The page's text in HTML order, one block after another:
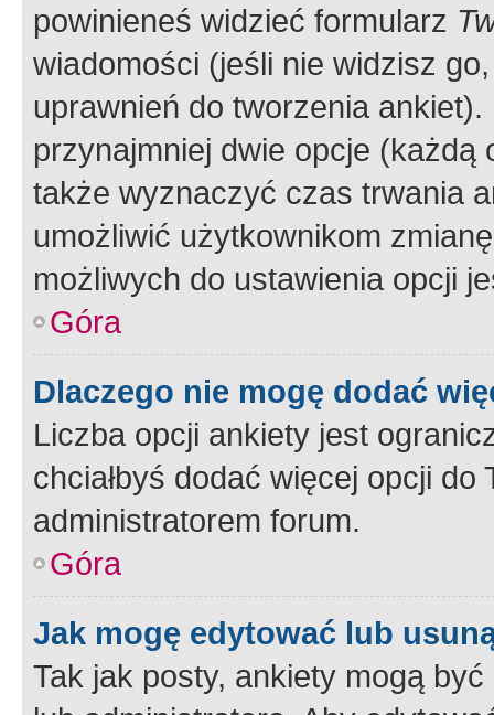
powinieneś widzieć formularz
wiadomości (jeśli nie widzisz
uprawnień do tworzenia
przynajmniej dwie opcje
także wyznaczyć czas trwania
umożliwić użytkownikom
możliwych do ustawienia opcji
Góra
Dlaczego nie mogę dodać
Liczba opcji ankiety jest
chciałbyś dodać więcej opcji
administratorem forum.
Góra
Jak mogę edytować lub
Tak jak posty, ankiety mogą